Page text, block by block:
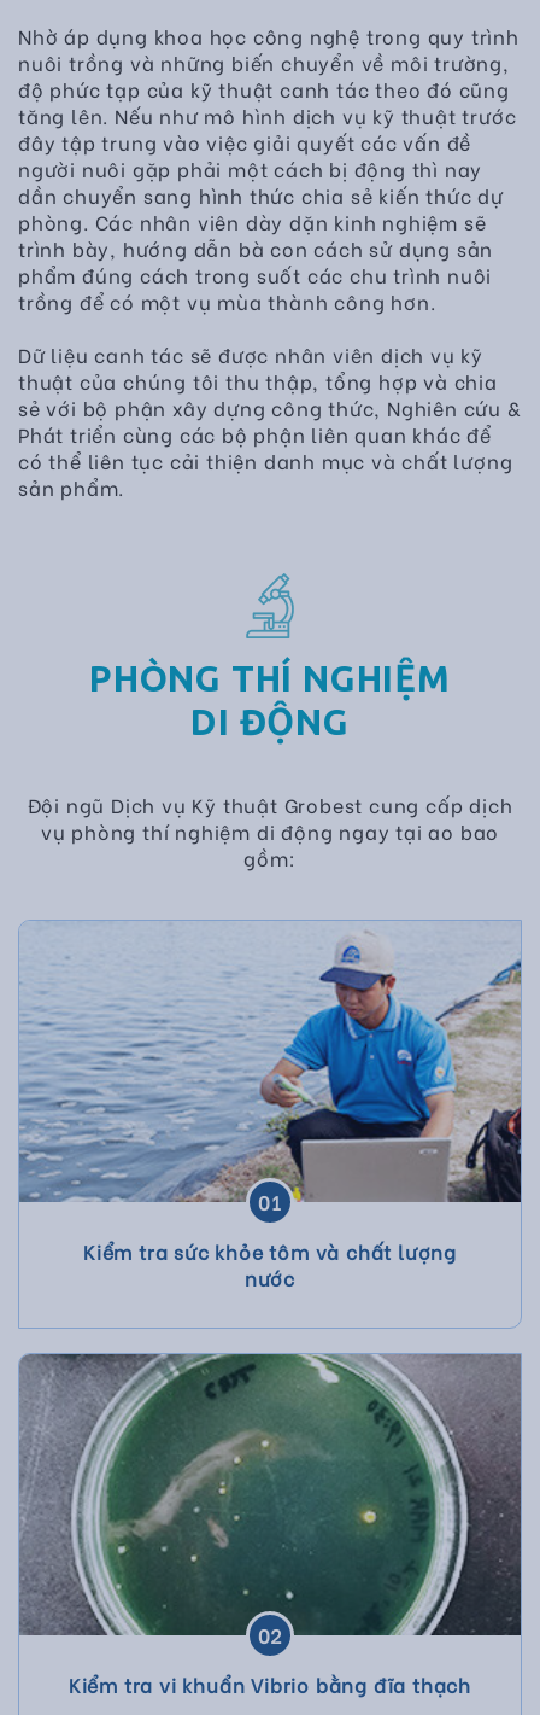
Nhờ áp dụng khoa học công nghệ trong quy trình
nuôi trồng và những biến chuyển về môi trường,
độ phức tạp của kỹ thuật canh tác theo đó cũng
tăng lên. Nếu như mô hình dịch vụ kỹ thuật trước
đây tập trung vào việc giải quyết các vấn đề
người nuôi gặp phải một cách bị động thì nay
dần chuyển sang hình thức chia sẻ kiến thức dự
phòng. Các nhân viên dày dặn kinh nghiệm sẽ
trình bày, hướng dẫn bà con cách sử dụng sản
phẩm đúng cách trong suốt các chu trình nuôi
trồng để có một vụ mùa thành công hơn.
Dữ liệu canh tác sẽ được nhân viên dịch vụ kỹ
thuật của chúng tôi thu thập, tổng hợp và chia
sẻ với bộ phận xây dựng công thức, Nghiên cứu &
Phát triển cùng các bộ phận liên quan khác để
có thể liên tục cải thiện danh mục và chất lượng
sản phẩm.
PHÒNG THÍ NGHIỆM
DI ĐỘNG
Đội ngũ Dịch vụ Kỹ thuật Grobest cung cấp dịch
vụ phòng thí nghiệm di động ngay tại ao bao
gồm:
01
Kiểm tra sức khỏe tôm và chất lượng
nước
02
Kiểm tra vi khuẩn Vibrio bằng đĩa thạch